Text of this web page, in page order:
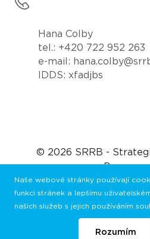
Hana Colby
tel.: +420 722 952 263
e-mail:
IDDS: xfadjbs
© 2026 SRRB -
Naše webové stránky používají
funkci stránek a lepšímu
našich služeb s jejich používáním
Rozumím